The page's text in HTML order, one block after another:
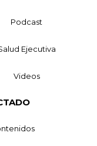
Podcast
Ejecutiva
Videos